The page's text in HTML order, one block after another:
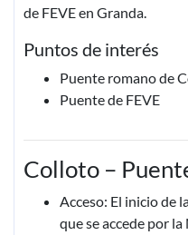
de FEVE en Granda.
Puntos de interés
Puente romano de
Puente de FEVE
Colloto –
Acceso: El inicio de
que se accede por